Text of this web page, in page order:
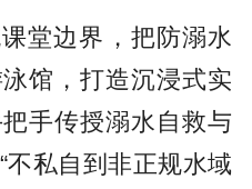
堂边界，把防溺水
馆，打造沉浸式实
手传授溺水自救与
不私自到非正规水域